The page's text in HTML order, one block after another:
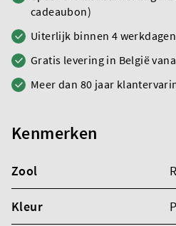
cadeaubon)
Uiterlijk binnen 4
Gratis levering in België
Meer dan 80 jaar
Kenmerken
Zool
Kleur